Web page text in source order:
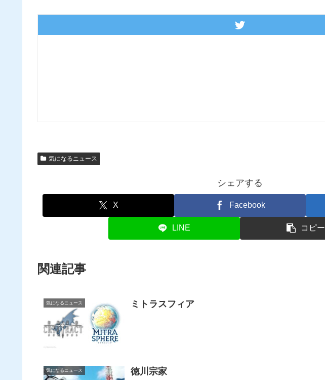
気になるニュース
シェアする
X Facebook
LINE コピー
関連記事
気になるニュース ミトラスフィア
気になるニュース 徳川宗家